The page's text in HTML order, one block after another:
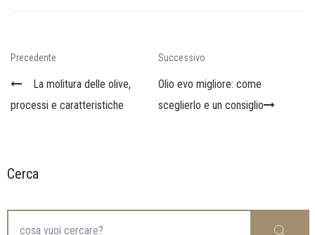
Navigazione
articoli
Previous
Precedente
La molitura delle olive,
processi e caratteristiche
Next
Post
Successivo
Olio evo migliore: come
sceglierlo e un consiglio
Cerca